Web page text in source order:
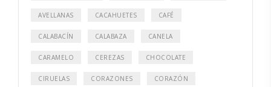
AVELLANAS CACAHUETES CAFÉ
CALABACÍN CALABAZA CANELA
CARAMELO CEREZAS CHOCOLATE
CIRUELAS CORAZONES CORAZÓN